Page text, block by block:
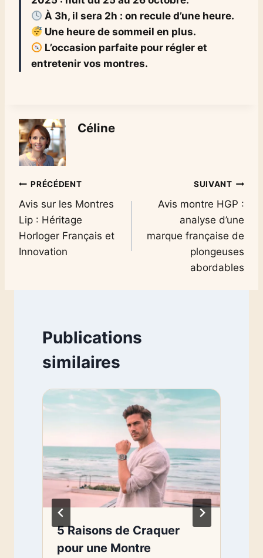
À 3h, il sera 2h : on recule d’une heure.
Une heure de sommeil en plus.
L’occasion parfaite pour régler et
entretenir vos montres.
Céline
Navigation
de
l’article
PRÉCÉDENT
Avis sur les Montres
Lip : Héritage
Horloger Français et
Innovation
SUIVANT
Avis montre HGP :
analyse d’une
marque française de
plongeuses
abordables
Publications
similaires
5 Raisons de Craquer
pour une Montre